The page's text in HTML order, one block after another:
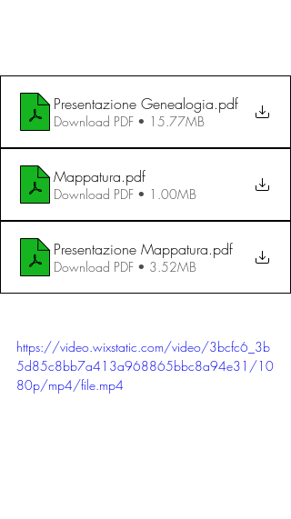
Presentazione Genealogia.pdf
Download PDF • 15.77MB
Mappatura.pdf
Download PDF • 1.00MB
Presentazione Mappatura.pdf
Download PDF • 3.52MB
https://video.wixstatic.com/video/3bcfc6_3b
5d85c8bb7a413a968865bbc8a94e31/10
80p/mp4/file.mp4